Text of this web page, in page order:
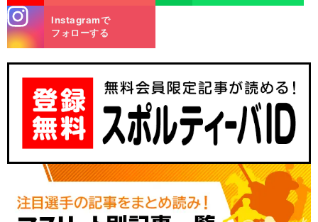
m
Instagramで
フォローする